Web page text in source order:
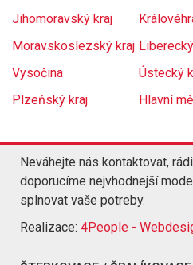
Jihomoravský kraj
Moravskoslezský kraj
Vysočina
Ústecký
Plzeňský kraj
Hlavní
Neváhejte nás kontaktovat,
doporucíme nejvhodnejší
splnovat vaše potreby.
Realizace: 4People -